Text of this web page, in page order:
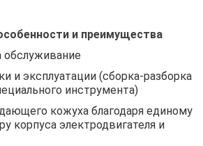
и преимущества
обслуживание
и эксплуатации (сборка-разборка
инструмента)
кожуха благодаря единому
корпуса электродвигателя и